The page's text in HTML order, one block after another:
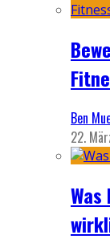
Ben
22.